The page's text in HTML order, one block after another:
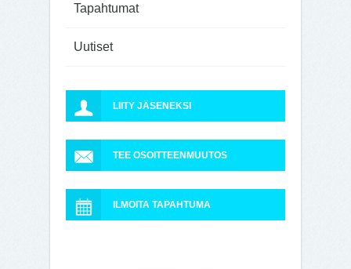
Tapahtumat
Uutiset
LIITY JÄSENEKSI
TEE OSOITTEENMUUTOS
ILMOITA TAPAHTUMA